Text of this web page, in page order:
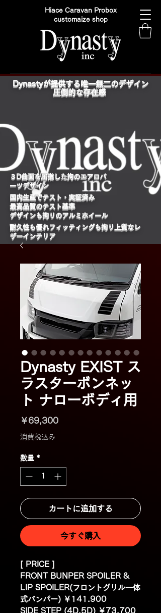
Hiace Caravan Probox
customaize shop
Dynastyが提供する唯一無二のデザイン
圧倒的な存在感
​３D曲面を屈指した拘のエアロパ
ーツデザイン
国内生産でテスト・実証済み
最高品質のテスト基準
デザインも拘りのアルミホイール
​耐久性も優れフィッティングも拘り上質なレ
ザーインテリア
Dynasty EXIST ス
ラスターボンネッ
ト ナローボディ用
￥69,300価
消費税込み
数量 *
カートに追加する
今すぐ購入
[ PRICE ]
FRONT BUNPER SPOILER &
LIP SPOILER(フロントグリル一体
式バンパー) ￥141.900
SIDE STEP (4D,5D) ￥73.700